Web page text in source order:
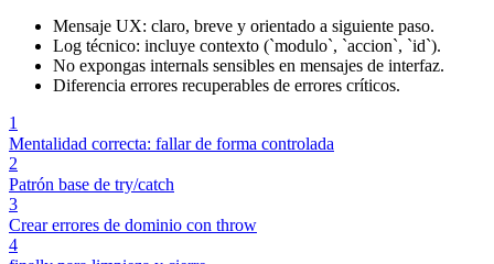
Mensaje UX: claro, breve y orientado a siguiente paso.
Log técnico: incluye contexto (`modulo`, `accion`, `id`).
No expongas internals sensibles en mensajes de interfaz.
Diferencia errores recuperables de errores críticos.
1
Mentalidad correcta: fallar de forma controlada
2
Patrón base de try/catch
3
Crear errores de dominio con throw
4